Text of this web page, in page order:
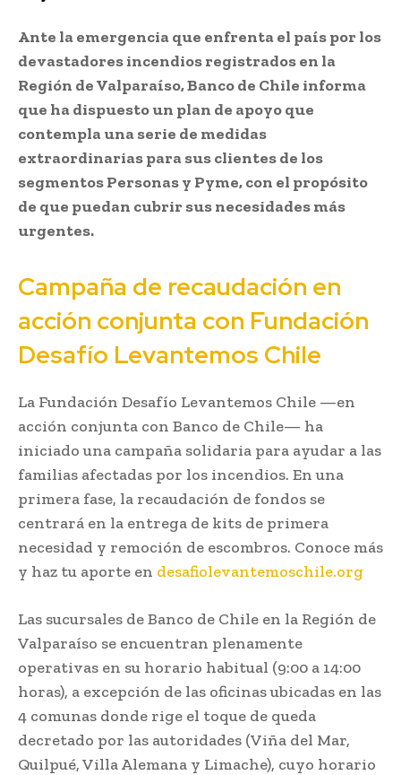
Ante la emergencia que enfrenta el país por los
devastadores incendios registrados en la
Región de Valparaíso, Banco de Chile informa
que ha dispuesto un plan de apoyo que
contempla una serie de medidas
extraordinarias para sus clientes de los
segmentos Personas y Pyme, con el propósito
de que puedan cubrir sus necesidades más
urgentes.
Campaña de recaudación en
acción conjunta con Fundación
Desafío Levantemos Chile
La Fundación Desafío Levantemos Chile —en
acción conjunta con Banco de Chile— ha
iniciado una campaña solidaria para ayudar a las
familias afectadas por los incendios. En una
primera fase, la recaudación de fondos se
centrará en la entrega de kits de primera
necesidad y remoción de escombros. Conoce más
y haz tu aporte en desafiolevantemoschile.org
Las sucursales de Banco de Chile en la Región de
Valparaíso se encuentran plenamente
operativas en su horario habitual (9:00 a 14:00
horas), a excepción de las oficinas ubicadas en las
4 comunas donde rige el toque de queda
decretado por las autoridades (Viña del Mar,
Quilpué, Villa Alemana y Limache), cuyo horario